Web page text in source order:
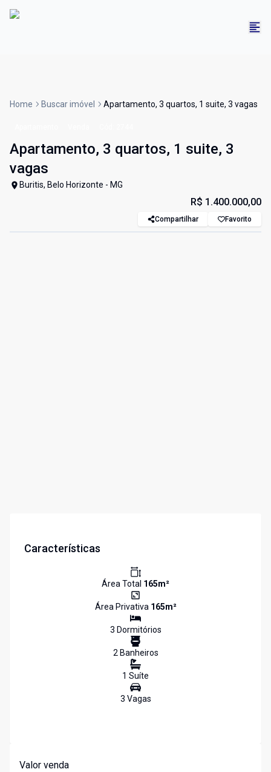
Home Buscar imóvel Apartamento, 3 quartos, 1 suite, 3 vagas
Apartamento, 3 quartos, 1 suite, 3
vagas
Buritis, Belo Horizonte - MG
R$ 1.400.000,00
Compartilhar Favorito
Características
Área Total 165m²
Área Privativa 165m²
3 Dormitórios
2Banheiros
1 Suíte
3 Vagas
Valor venda